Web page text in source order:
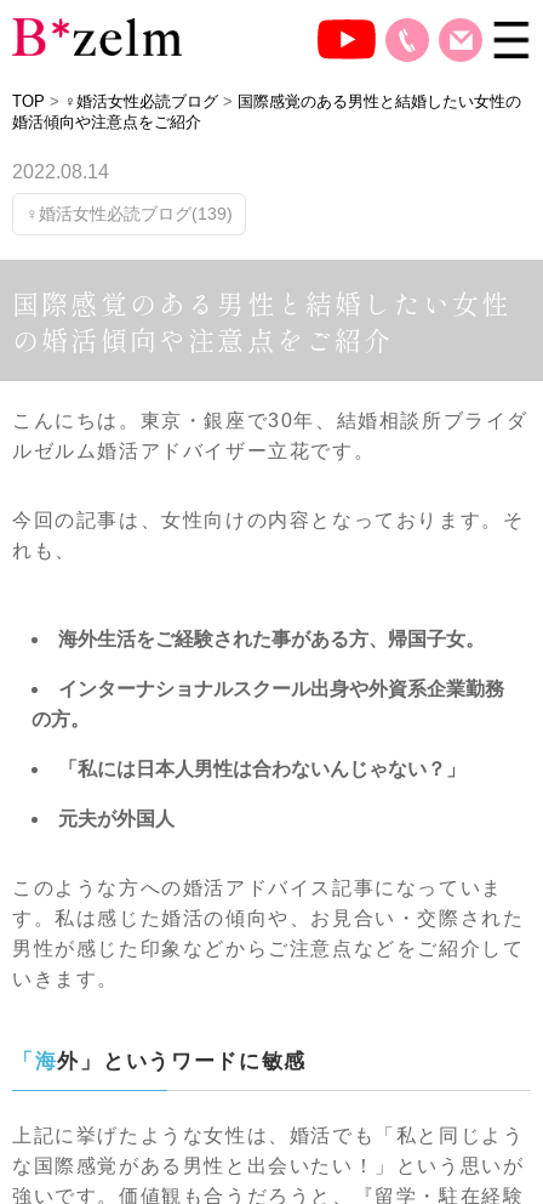
TOP > ♀婚活女性必読ブログ > 国際感覚のある男性と結婚したい女性の
婚活傾向や注意点をご紹介
2022.08.14
♀婚活女性必読ブログ(139)
国際感覚のある男性と結婚したい女性
の婚活傾向や注意点をご紹介
こんにちは。東京・銀座で30年、結婚相談所ブライダ
ルゼルム婚活アドバイザー立花です。
今回の記事は、女性向けの内容となっております。そ
れも、
海外生活をご経験された事がある方、帰国子女。
インターナショナルスクール出身や外資系企業勤務
の方。
「私には日本人男性は合わないんじゃない？」
元夫が外国人
このような方への婚活アドバイス記事になっていま
す。私は感じた婚活の傾向や、お見合い・交際された
男性が感じた印象などからご注意点などをご紹介して
いきます。
「海外」というワードに敏感
上記に挙げたような女性は、婚活でも「私と同じよう
な国際感覚がある男性と出会いたい！」という思いが
強いです。価値観も合うだろうと、『留学・駐在経験